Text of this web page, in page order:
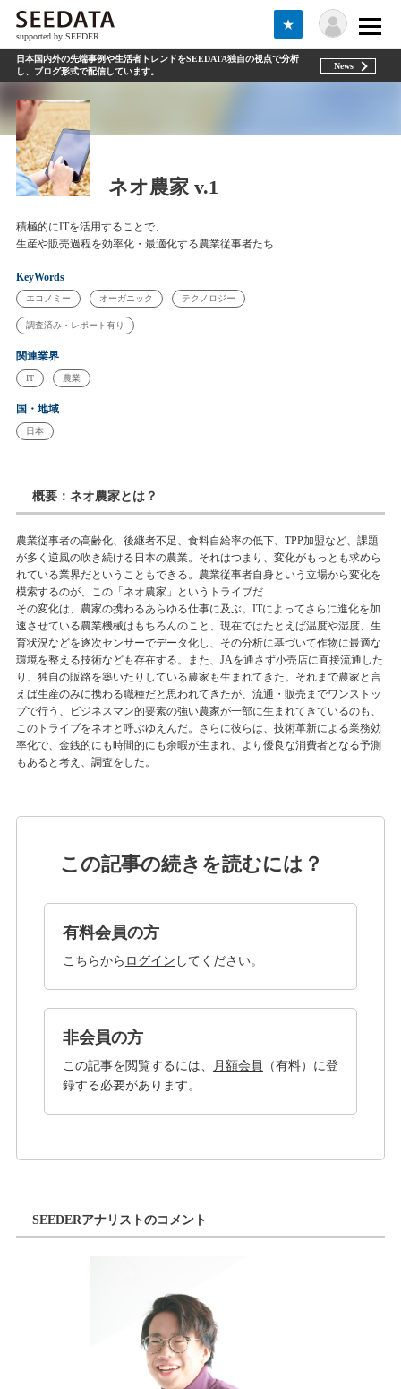
supported by SEEDER
★
日本国内外の先端事例や生活者トレンドをSEEDATA独自の視点で分析
し、ブログ形式で配信しています。
News
ネオ農家 v.1
積極的にITを活用することで、
生産や販売過程を効率化・最適化する農業従事者たち
KeyWords
エコノミー オーガニック テクノロジー
調査済み・レポート有り
関連業界
IT 農業
国・地域
日本
概要：ネオ農家とは？
農業従事者の高齢化、後継者不足、食料自給率の低下、TPP加盟など、課題
が多く逆風の吹き続ける日本の農業。それはつまり、変化がもっとも求めら
れている業界だということもできる。農業従事者自身という立場から変化を
模索するのが、この「ネオ農家」というトライブだ
その変化は、農家の携わるあらゆる仕事に及ぶ。ITによってさらに進化を加
速させている農業機械はもちろんのこと、現在ではたとえば温度や湿度、生
育状況などを逐次センサーでデータ化し、その分析に基づいて作物に最適な
環境を整える技術なども存在する。また、JAを通さず小売店に直接流通した
り、独自の販路を築いたりしている農家も生まれてきた。それまで農家と言
えば生産のみに携わる職種だと思われてきたが、流通・販売までワンストッ
プで行う、ビジネスマン的要素の強い農家が一部に生まれてきているのも、
このトライブをネオと呼ぶゆえんだ。さらに彼らは、技術革新による業務効
率化で、金銭的にも時間的にも余暇が生まれ、より優良な消費者となる予測
もあると考え、調査をした。
この記事の続きを読むには？
有料会員の方
こちらから ログイン してください。
非会員の方
この記事を閲覧するには、 月額会員
（有料）に登
録する必要があります。
SEEDERアナリストのコメント